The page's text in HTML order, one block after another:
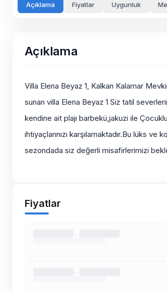
Açıklama Fiyatlar Uygunluk
Açıklama
Villa Elena Beyaz 1, Kalkan Kalamar
sunan villa Elena Beyaz 1 Siz tatil
kendine ait plajı barbekü,jakuzi ile
ihtiyaçlarınızı karşılamaktadır.Bu lüks
sezondada siz değerli misafirlerimizi
Fiyatlar